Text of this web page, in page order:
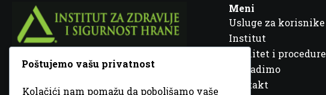
Fra Ivana Jukića br. 2, 72000 Zenica, BiH
Meni
Usluge za korisnike
Institut
Kvalitet i procedure
Šta radimo
Kontakt
Poštujemo vašu privatnost
Kolačići nam pomažu da poboljšamo vaše